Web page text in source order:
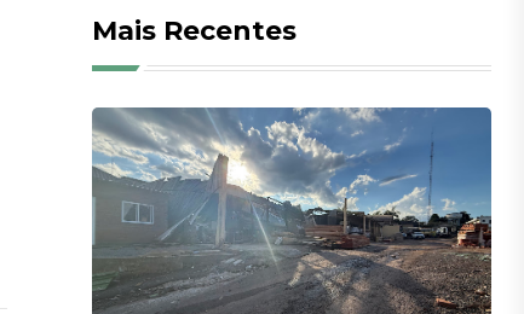
Mais Recentes